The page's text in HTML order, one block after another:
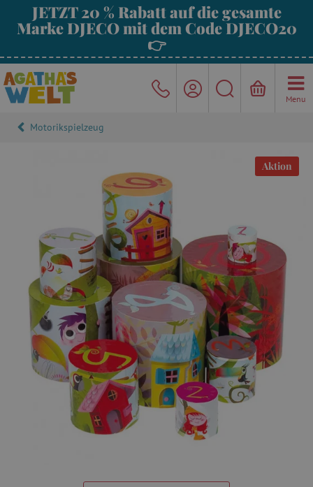
JETZT 20 % Rabatt auf die gesamte
Marke DJECO mit dem Code DJECO20
👉
Menu
Motorikspielzeug
Aktion